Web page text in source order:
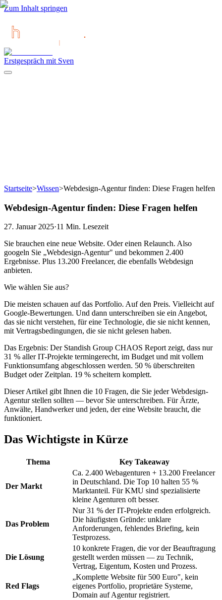
Zum Inhalt springen
Erstgespräch mit Sven
Startseite>Wissen>Webdesign-Agentur finden: Diese Fragen helfen
Webdesign-Agentur finden: Diese Fragen helfen
27. Januar 2025·11 Min. Lesezeit
Sie brauchen eine neue Website. Oder einen Relaunch. Also
googeln Sie „Webdesign-Agentur" und bekommen 2.400
Ergebnisse. Plus 13.200 Freelancer, die ebenfalls Webdesign
anbieten.
Wie wählen Sie aus?
Die meisten schauen auf das Portfolio. Auf den Preis. Vielleicht auf
Google-Bewertungen. Und dann unterschreiben sie ein Angebot,
das sie nicht verstehen, für eine Technologie, die sie nicht kennen,
mit Vertragsbedingungen, die sie nicht gelesen haben.
Das Ergebnis: Der Standish Group CHAOS Report zeigt, dass nur
31 % aller IT-Projekte termingerecht, im Budget und mit vollem
Funktionsumfang abgeschlossen werden. 50 % überschreiten
Budget oder Zeitplan. 19 % scheitern komplett.
Dieser Artikel gibt Ihnen die 10 Fragen, die Sie jeder Webdesign-
Agentur stellen sollten — bevor Sie unterschreiben. Für Ärzte,
Anwälte, Handwerker und jeden, der eine Website braucht, die
funktioniert.
Das Wichtigste in Kürze
Thema Key Takeaway
Der Markt
Ca. 2.400 Webagenturen + 13.200 Freelancer
in Deutschland. Die Top 10 halten 55 %
Marktanteil. Für KMU sind spezialisierte
kleine Agenturen oft besser.
Das Problem
Nur 31 % der IT-Projekte enden erfolgreich.
Die häufigsten Gründe: unklare
Anforderungen, fehlendes Briefing, kein
Testprozess.
Die Lösung
10 konkrete Fragen, die vor der Beauftragung
gestellt werden müssen — zu Technik,
Vertrag, Eigentum, Kosten und Prozess.
Red Flags
„Komplette Website für 500 Euro", kein
eigenes Portfolio, proprietäre Systeme,
Domain auf Agentur registriert.